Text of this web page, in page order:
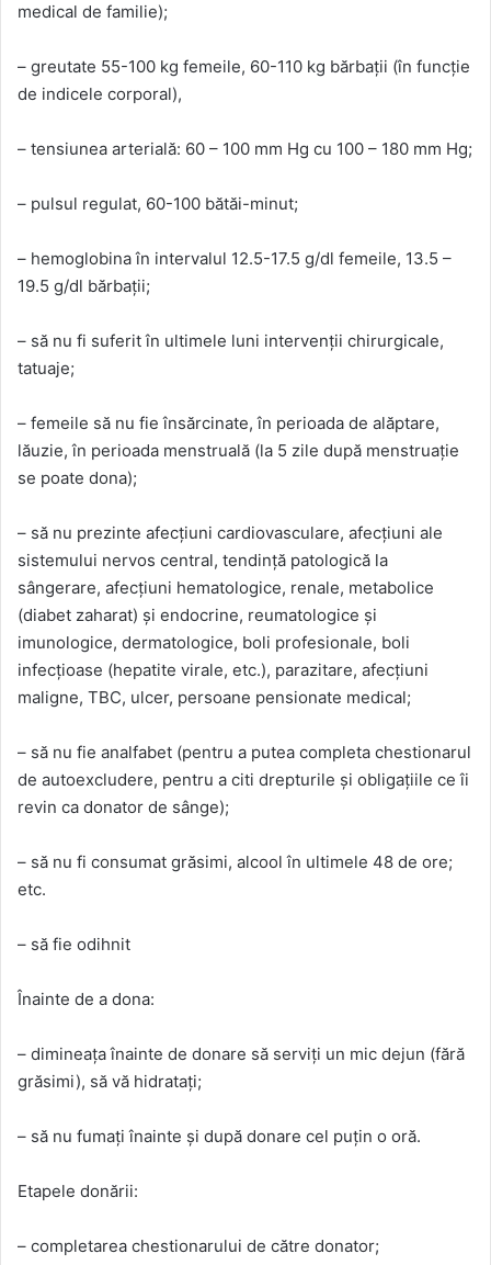
medical de familie);
– greutate 55-100 kg femeile, 60-110 kg bărbații (în funcție
de indicele corporal),
– tensiunea arterială: 60 – 100 mm Hg cu 100 – 180 mm Hg;
– pulsul regulat, 60-100 bătăi-minut;
– hemoglobina în intervalul 12.5-17.5 g/dl femeile, 13.5 –
19.5 g/dl bărbații;
– să nu fi suferit în ultimele luni intervenții chirurgicale,
tatuaje;
– femeile să nu fie însărcinate, în perioada de alăptare,
lăuzie, în perioada menstruală (la 5 zile după menstruație
se poate dona);
– să nu prezinte afecțiuni cardiovasculare, afecțiuni ale
sistemului nervos central, tendință patologică la
sângerare, afecțiuni hematologice, renale, metabolice
(diabet zaharat) și endocrine, reumatologice și
imunologice, dermatologice, boli profesionale, boli
infecțioase (hepatite virale, etc.), parazitare, afecțiuni
maligne, TBC, ulcer, persoane pensionate medical;
– să nu fie analfabet (pentru a putea completa chestionarul
de autoexcludere, pentru a citi drepturile și obligațiile ce îi
revin ca donator de sânge);
– să nu fi consumat grăsimi, alcool în ultimele 48 de ore;
etc.
– să fie odihnit
Înainte de a dona:
– dimineața înainte de donare să serviți un mic dejun (fără
grăsimi), să vă hidratați;
– să nu fumați înainte și după donare cel puțin o oră.
Etapele donării:
– completarea chestionarului de către donator;